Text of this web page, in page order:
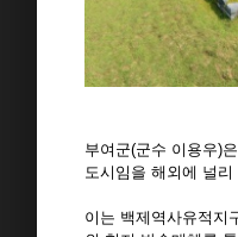
부여군(군수 이용우)
도시임을 해외에 널
이는 백제역사유적지